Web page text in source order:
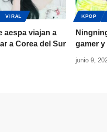
VIRAL
aespa viajan a
a Corea del Sur
KPOP
gamer
junio 9,